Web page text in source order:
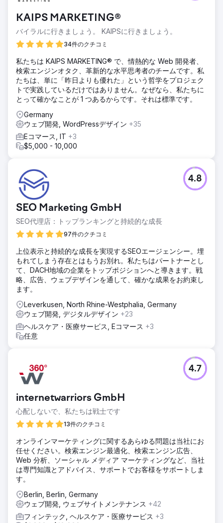
KAIPS MARKETING®
バイラルに行きましょう。 KAIPSに行きましょう。
34件のクチコミ
私たちは KAIPS MARKETING® で、情熱的な Web 開発者、
検索エンジンオタク、革新的な水平思考者のチームです。私
たちは、単に「昨日よりも優れた」という哲学をプロジェク
トで実践しているだけではありません。なぜなら、私たちに
とって確かなことが 1 つあるからです。それは標準です。
Germany
ウェブ開発, WordPressデザイン +35
Eコマース, IT +3
$5,000 - 10,000
SEO Marketing GmbH
SEO代理店：トップランキングと持続的な成長
97件のクチコミ
4.8
上位表示と持続的な成長を実現するSEOエージェンシー。埋
もれてしまう存在とはもうお別れ。私たちはパートナーとし
て、DACH地域の企業をトップポジションへと導きます。戦
略、広告、ウェブデザインを通して、確かな成果をお約束し
ます。
Leverkusen, North Rhine-Westphalia, Germany
ウェブ開発, デジタルデザイン +23
ヘルスケア・医療サービス, Eコマース +3
任意
internetwarriors GmbH
心配しないで、私たちは戦士です
13件のクチコミ
4.7
オンラインマーケティングに関するあらゆる問題は当社にお
任せください。検索エンジン最適化、検索エンジン広告、
Web 分析、ソーシャル メディア マーケティングなど、当社
は専門知識とアドバイス、サポートでお客様をサポートしま
す。
Berlin, Berlin, Germany
ウェブ開発, ウェブサイトメンテナンス +42
フィンテック, ヘルスケア・医療サービス +3